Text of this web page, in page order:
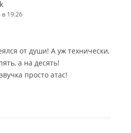
в 19:26
от души! А уж технически,
а на десять!
просто атас!